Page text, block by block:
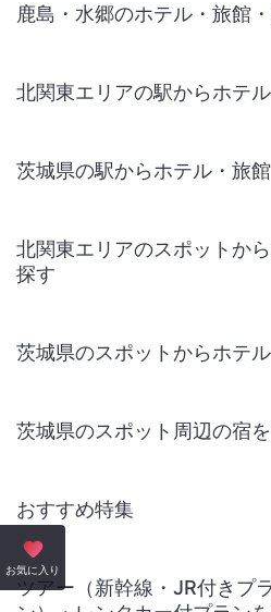
お気に入り
鹿島・水郷のホテル・旅館
北関東エリアの駅からホテ
茨城県の駅からホテル・旅
北関東エリアのスポットか
探す
茨城県のスポットからホテ
茨城県のスポット周辺の宿
おすすめ特集
ツアー（新幹線・JR付きプ